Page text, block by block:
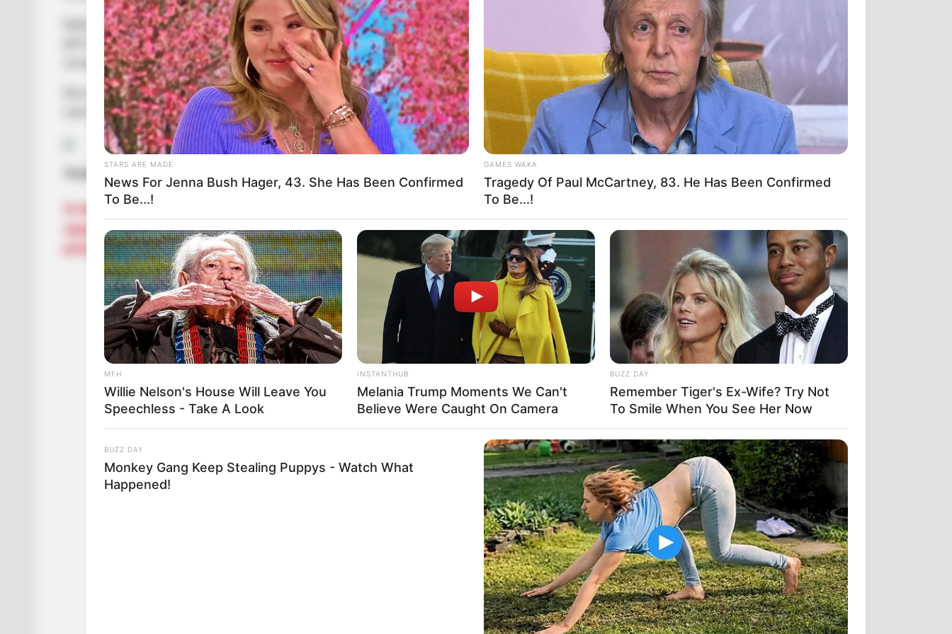
Майстер-сержанту Володимиру Скловському на момент загибелі було 45 років, 27 з яких він віддав службі у
ДПСУ. Володимир був учасником бойових дій, має відзнаку Президента України «За участь в АТО» та відомчі
нагороди. Без чоловіка та батька залишилися дружина та двоє дітей.
Висловлюємо щирі співчуття рідним та друзям загиблого прикордонника Володимира Скловського! Світла
пам’ять!
Навігація
записів
штрафують українців у черзі на кордоні: як
оскаржити штраф (відео)
закарпатські лікарі озвучили поради, які
рятують життя і здоров’я
STARS ARE MADE
News For Jenna Bush Hager, 43. She Has Been Confirmed
To Be...!
GAMES WAKA
Tragedy Of Paul McCartney, 83. He Has Been Confirmed
To Be...!
MFH
Willie Nelson's House Will Leave You
Speechless - Take A Look
INSTANTHUB
Melania Trump Moments We Can't
Believe Were Caught On Camera
BUZZ DAY
Remember Tiger's Ex-Wife? Try Not
To Smile When You See Her Now
BUZZ DAY
Monkey Gang Keep Stealing Puppys - Watch What
Happened!